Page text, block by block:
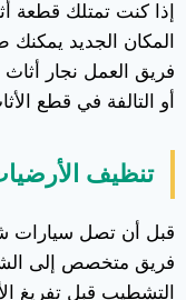
إذا كنت تمتلك قطعة
المكان الجديد
فريق العمل نجار
أو التالفة في قطع
تنظيف
قبل أن تصل سيارات
فريق متخصص إلى
التشطيب قبل تفريغ